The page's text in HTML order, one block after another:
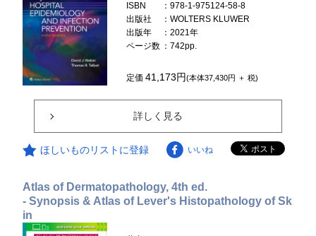
ISBN
：978-1-975124-58-8
出版社
：WOLTERS KLUWER
出版年
：2021年
ページ数 ：742pp.
定価41,173円(本体37,430円 ＋ 税)
詳しく見る
ほしいものリストに登録 いいね
Atlas of Dermatopathology, 4th ed.
- Synopsis & Atlas of Lever's Histopathology of Sk
in